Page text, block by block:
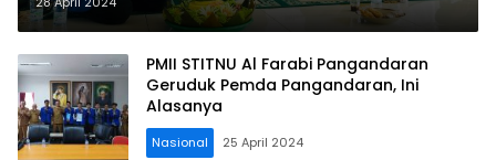
Pangandaran
PMII STITNU Al Farabi Pangandaran
Geruduk Pemda Pangandaran, Ini
Alasanya
Nasional 25 April 2024